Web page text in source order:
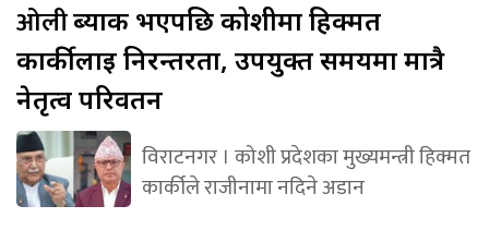
ओलीब्याक भएपछि कोशीमा हिक्मत
कार्कीलाई निरन्तरता, उपयुक्त समयमा मात्रै
नेतृत्व परिवर्तन
विराटनगर । कोशी प्रदेशका मुख्यमन्त्री हिक्मत
कार्कीले राजीनामा नदिने अडान